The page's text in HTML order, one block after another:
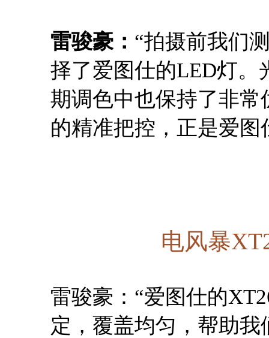
雷骏豪： “拍摄前我们
择了爱图仕的LED灯。
期调色中也保持了非
的精准把控，正是爱图
电风暴
雷骏豪：“爱图仕的
定，覆盖均匀，帮助